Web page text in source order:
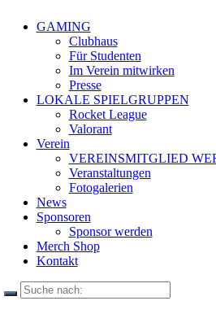
GAMING
Clubhaus
Für Studenten
Im Verein mitwirken
Presse
LOKALE SPIELGRUPPEN
Rocket League
Valorant
Verein
VEREINSMITGLIED
Veranstaltungen
Fotogalerien
News
Sponsoren
Sponsor werden
Merch Shop
Kontakt